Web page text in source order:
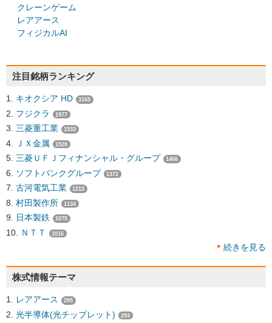
クレーンゲーム
レアアース
フィジカルAI
注目銘柄ランキング
キオクシア HD 3165
フジクラ 1977
三菱重工業 1533
ＪＸ金属 1520
三菱ＵＦＪフィナンシャル・グループ 1466
ソフトバンクグループ 1372
古河電気工業 1213
村田製作所 1134
日本製鉄 1075
ＮＴＴ 1016
続きを見る
株式情報テーマ
レアアース 295
光半導体(光チップレット) 293